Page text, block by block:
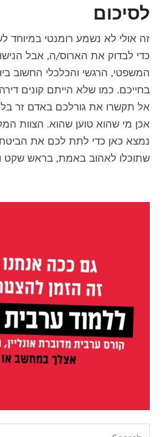
לסיכום
זה אולי לא נשמע רומנטי במיוחד
כדי לבדוק את הארוס/ה, אבל
המשפטי, הרגשי והכלכלי החשוב
בחייכם. כמו שלא הייתם קונים
אכן מי שהוא טוען שהוא. הצוות
נמצא כאן כדי לתת לכם את
שתוכלו לאהוב באמת, בראש שקט